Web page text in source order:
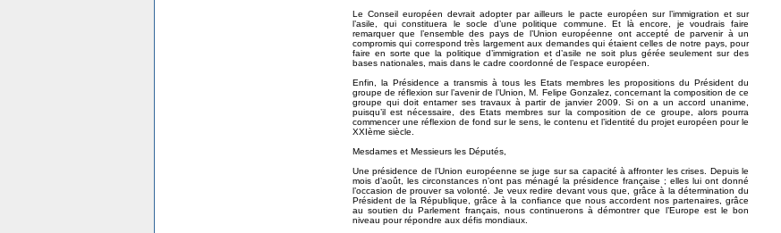
Le Conseil européen devrait adopter par ailleurs le pacte européen sur l’immigration et sur
l’asile, qui constituera le socle d’une politique commune. Et là encore, je voudrais faire
remarquer que l’ensemble des pays de l’Union européenne ont accepté de parvenir à un
compromis qui correspond très largement aux demandes qui étaient celles de notre pays, pour
faire en sorte que la politique d’immigration et d’asile ne soit plus gérée seulement sur des
bases nationales, mais dans le cadre coordonné de l’espace européen.
Enfin, la Présidence a transmis à tous les Etats membres les propositions du Président du
groupe de réflexion sur l’avenir de l’Union, M. Felipe Gonzalez, concernant la composition de ce
groupe qui doit entamer ses travaux à partir de janvier 2009. Si on a un accord unanime,
puisqu’il est nécessaire, des Etats membres sur la composition de ce groupe, alors pourra
commencer une réflexion de fond sur le sens, le contenu et l’identité du projet européen pour le
XXIème siècle.
Mesdames et Messieurs les Députés,
Une présidence de l’Union européenne se juge sur sa capacité à affronter les crises. Depuis le
mois d’août, les circonstances n’ont pas ménagé la présidence française ; elles lui ont donné
l’occasion de prouver sa volonté. Je veux redire devant vous que, grâce à la détermination du
Président de la République, grâce à la confiance que nous accordent nos partenaires, grâce
au soutien du Parlement français, nous continuerons à démontrer que l’Europe est le bon
niveau pour répondre aux défis mondiaux.